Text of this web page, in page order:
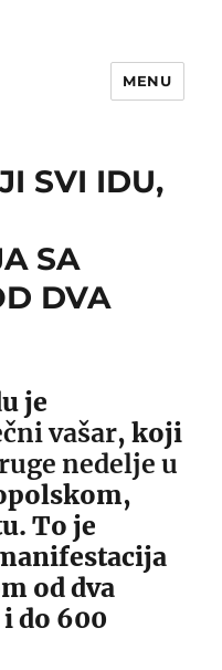
MENU
SVI IDU,
SA
DVA
je
vašar, koji
nedelje u
To je
od dva
do 600